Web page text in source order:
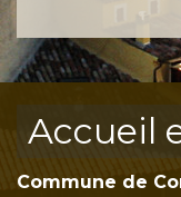
Accueil
Commune de